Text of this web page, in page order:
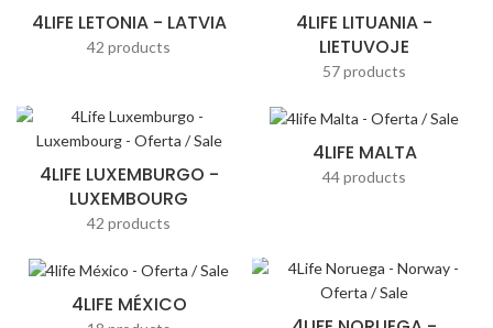
4LIFE LETONIA - LATVIA
42 products
4LIFE LITUANIA -
LIETUVOJE
57 products
4LIFE LUXEMBURGO -
LUXEMBOURG
42 products
4LIFE MALTA
44 products
4LIFE MÉXICO